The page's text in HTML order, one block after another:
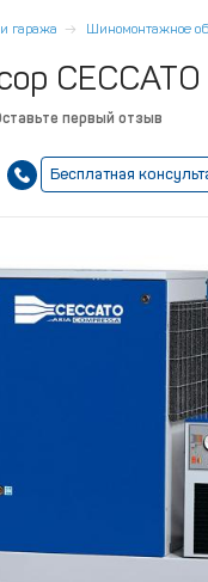
гаража Шиномонтажное
первый отзыв
Бесплатная